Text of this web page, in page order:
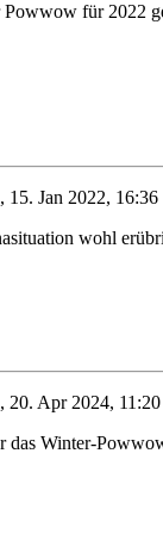
für 2022
15. Jan 2022, 16:36
wohl
20. Apr 2024, 11:20
das Winter-